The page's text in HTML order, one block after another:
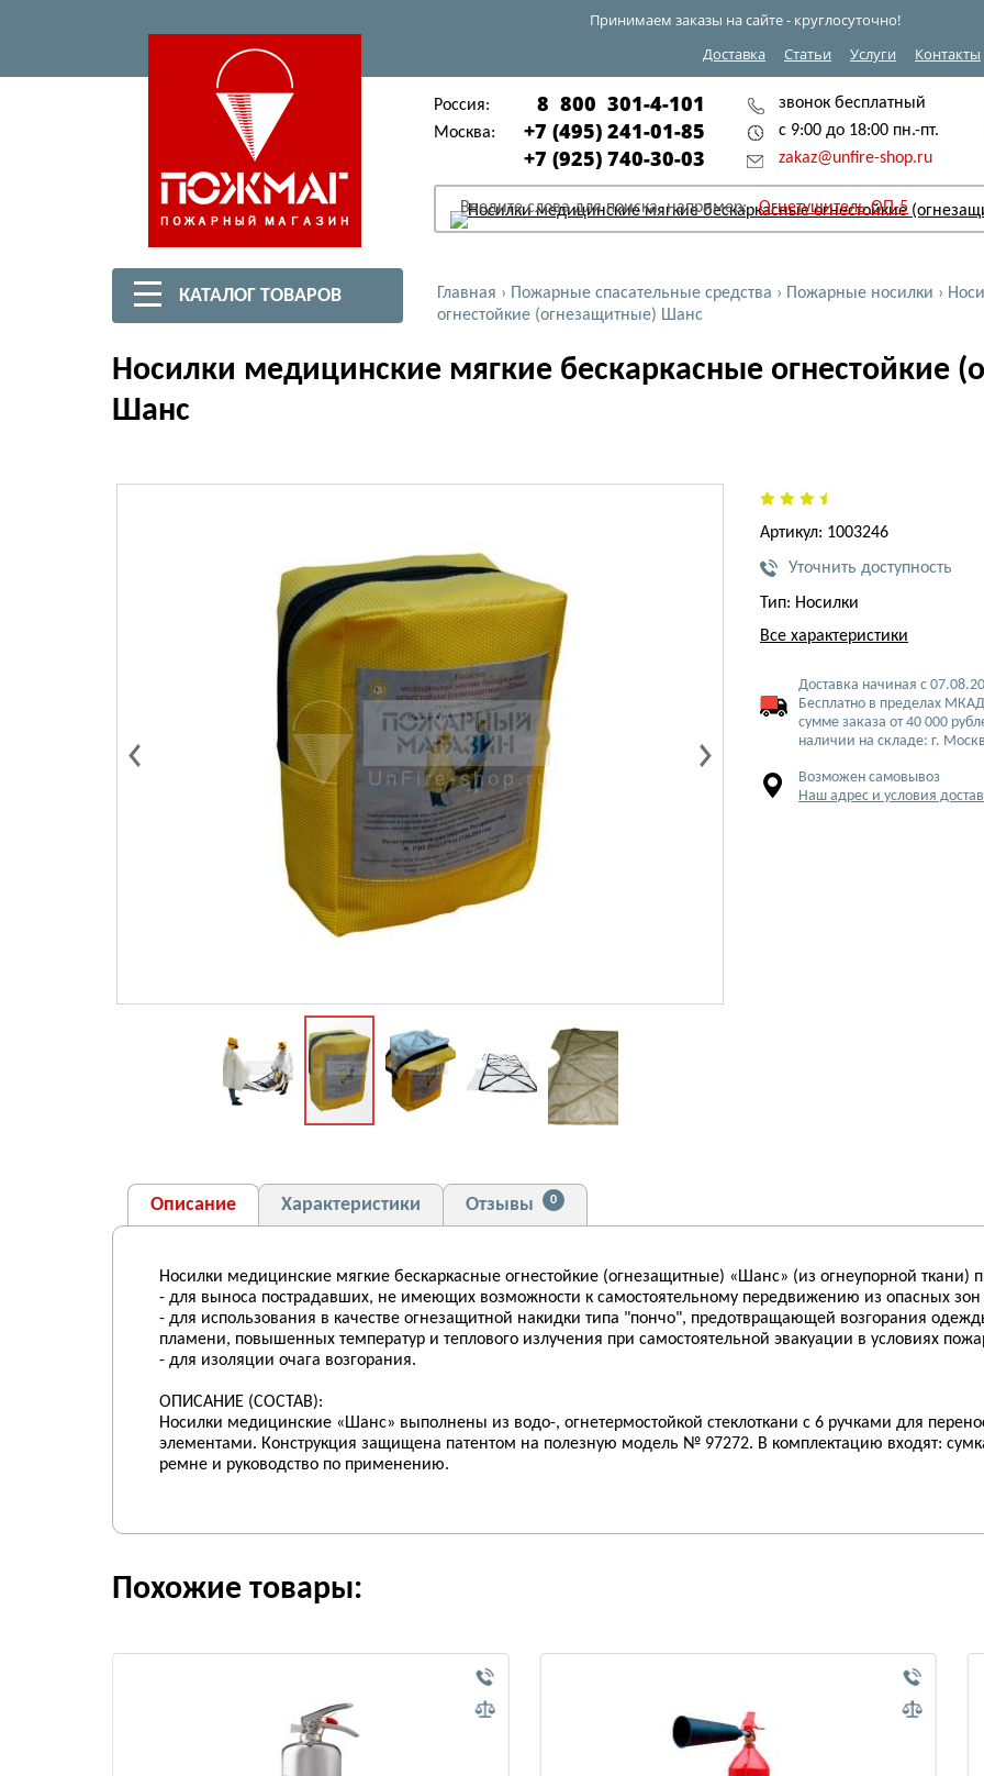
Принимаем заказы на сайте - круглосуточно!
Доставка
Статьи Услуги Контакты
Россия: 8 800 301-4-101
Москва:
+7 (495) 241-01-85
+7 (925) 740-30-03
звонок бесплатный
с 9:00 до 18:00 пн.-пт.
zakaz@unfire-shop.ru
Введите слова для поиска, например: Огнетушитель ОП-5
КАТАЛОГ ТОВАРОВ Главная › Пожарные спасательные средства › Пожарные носилки ›
огнестойкие (огнезащитные) Шанс
Носилки медицинские мягкие бескаркасные огнестойкие
Шанс
Артикул: 1003246
Уточнить доступность
Тип: Носилки
Все характеристики
Доставка начиная с
Бесплатно в пределах
сумме заказа от 40 000
наличии на складе: г.
Возможен самовывоз
Наш адрес и условия
Описание Характеристики Отзывы 0
Носилки медицинские мягкие бескаркасные огнестойкие (огнезащитные) «Шанс» (из огнеупорной ткани)
- для выноса пострадавших, не имеющих возможности к самостоятельному передвижению из опасных зон
- для использования в качестве огнезащитной накидки типа "пончо", предотвращающей возгорания
пламени, повышенных температур и теплового излучения при самостоятельной эвакуации в условиях
- для изоляции очага возгорания.
ОПИСАНИЕ (СОСТАВ):
Носилки медицинские «Шанс» выполнены из водо-, огнетермостойкой стеклоткани с 6 ручками для
элементами. Конструкция защищена патентом на полезную модель № 97272. В комплектацию входят:
ремне и руководство по применению.
Похожие товары: